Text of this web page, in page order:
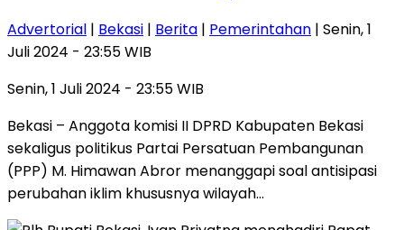
Advertorial | Bekasi | Berita | Pemerintahan | Senin, 1
Juli 2024 - 23:55 WIB
Senin, 1 Juli 2024 - 23:55 WIB
Bekasi – Anggota komisi II DPRD Kabupaten Bekasi
sekaligus politikus Partai Persatuan Pembangunan
(PPP) M. Himawan Abror menanggapi soal antisipasi
perubahan iklim khususnya wilayah…